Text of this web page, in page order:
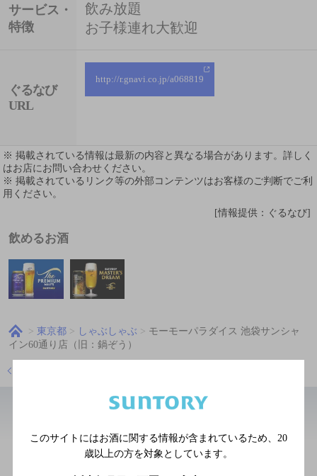
サービス・
特徴
飲み放題
お子様連れ大歓迎
ぐるなび
URL
http://r.gnavi.co.jp/a068819
※ 掲載されている情報は最新の内容と異なる場合があります。詳しく
はお店にお問い合わせください。
※ 掲載されているリンク等の外部コンテンツはお客様のご判断でご利
用ください。
[情報提供：ぐるなび]
飲めるお酒
東京都 しゃぶしゃぶ
モーモーパラダイス 池袋サンシャ
イン60通り店（旧：鍋ぞう）
スシロー 池袋サンシャイン
このサイトにはお酒に関する情報が含まれているため、 20
歳以上の方を対象としています。